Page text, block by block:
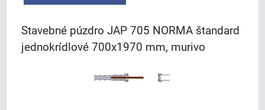
Stavebné púzdro JAP 705 NORMA štandard
jednokrídlové 700x1970 mm, murivo